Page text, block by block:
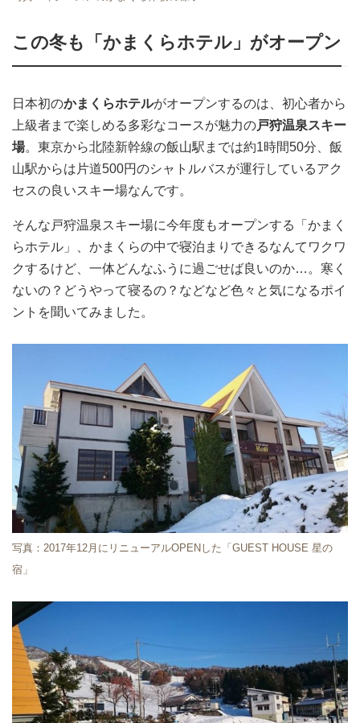
この冬も「かまくらホテル」がオープン
日本初のかまくらホテルがオープンするのは、初心者から
上級者まで楽しめる多彩なコースが魅力の戸狩温泉スキー
場。東京から北陸新幹線の飯山駅までは約1時間50分、飯
山駅からは片道500円のシャトルバスが運行しているアク
セスの良いスキー場なんです。
そんな戸狩温泉スキー場に今年度もオープンする「かまく
らホテル」、かまくらの中で寝泊まりできるなんてワクワ
クするけど、一体どんなふうに過ごせば良いのか…。寒く
ないの？どうやって寝るの？などなど色々と気になるポイ
ントを聞いてみました。
写真：2017年12月にリニューアルOPENした「GUEST HOUSE 星の
宿」